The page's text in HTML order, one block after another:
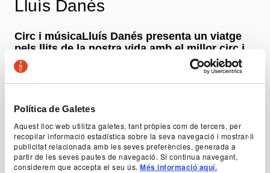
Política de Galetes
Aquest lloc web utilitza galetes, tant pròpies com de tercers, per
recopilar informació estadística sobre la seva navegació i mostrar-li
publicitat relacionada amb les seves preferències, generada a
partir de les seves pautes de navegació. Si continua navegant,
considerem que accepta el seu ús. Més informació aquí.
Lluís Danés
Circ i músicaLluís Danés presenta un viatge
pels llits de la nostra vida amb el millor circ i
la música original de Lluís Llach.
Lluís Danés
+ Fitxa artística